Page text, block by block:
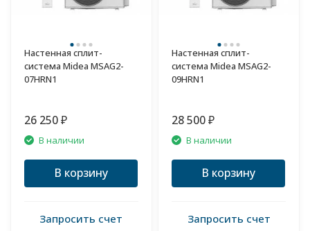
Настенная сплит-
система Midea MSAG2-
07HRN1
26 250 ₽
В наличии
В корзину
Запросить счет
Настенная сплит-
система Midea MSAG2-
09HRN1
28 500 ₽
В наличии
В корзину
Запросить счет